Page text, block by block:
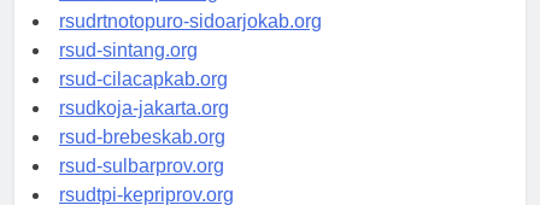
rsudksa-depok.org
rsudrtnotopuro-sidoarjokab.org
rsud-sintang.org
rsud-cilacapkab.org
rsudkoja-jakarta.org
rsud-brebeskab.org
rsud-sulbarprov.org